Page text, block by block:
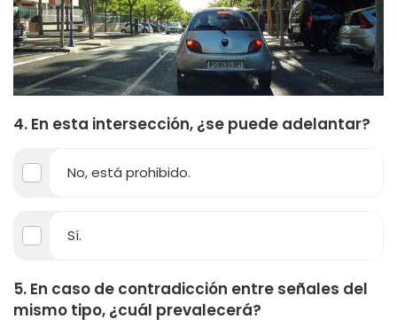
4. En esta intersección, ¿se puede adelantar?
No, está prohibido.
Sí.
5. En caso de contradicción entre señales del
mismo tipo, ¿cuál prevalecerá?